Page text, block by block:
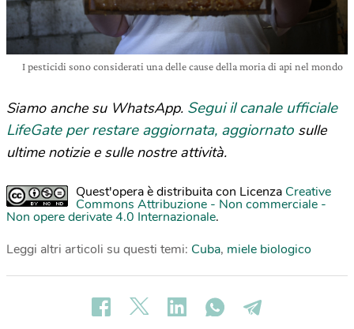
I pesticidi sono considerati una delle cause della moria di api nel mondo
Siamo anche su WhatsApp. Segui il canale ufficiale
LifeGate per restare aggiornata, aggiornato sulle
ultime notizie e sulle nostre attività.
Quest'opera è distribuita con Licenza Creative
Commons Attribuzione - Non commerciale -
Non opere derivate 4.0 Internazionale.
Leggi altri articoli su questi temi: Cuba, miele biologico